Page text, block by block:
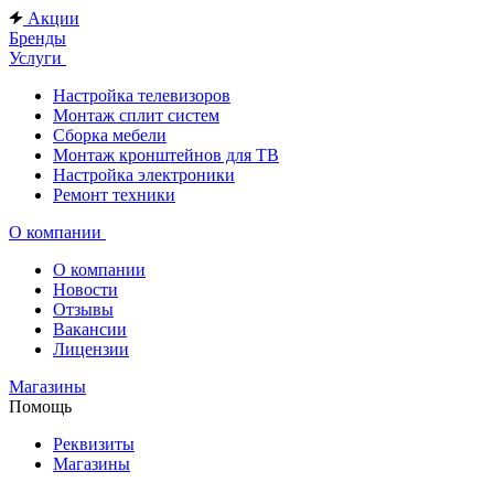
Акции
Бренды
Услуги
Настройка телевизоров
Монтаж сплит систем
Сборка мебели
Монтаж кронштейнов для ТВ
Настройка электроники
Ремонт техники
О компании
О компании
Новости
Отзывы
Вакансии
Лицензии
Магазины
Помощь
Реквизиты
Магазины